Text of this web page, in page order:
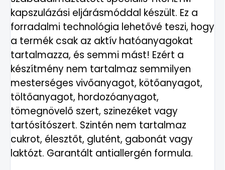
kapszulázási eljárásmóddal készült. Ez a
forradalmi technológia lehetővé teszi, hogy
a termék csak az aktív hatóanyagokat
tartalmazza, és semmi mást! Ezért a
készítmény nem tartalmaz semmilyen
mesterséges vivőanyagot, kötőanyagot,
töltőanyagot, hordozóanyagot,
tömegnövelő szert, szinezéket vagy
tartósítószert. Szintén nem tartalmaz
cukrot, élesztőt, glutént, gabonát vagy
laktózt. Garantált antiallergén formula.